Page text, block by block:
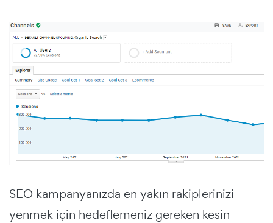
SEO kampanyanızda en yakın rakiplerinizi
yenmek için hedeflemeniz gereken kesin